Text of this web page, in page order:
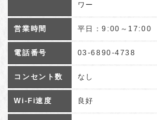
ワー
営業時間 平日：9:00～17:00
電話番号 03-6890-4738
コンセント数 なし
Wi-Fi速度 良好